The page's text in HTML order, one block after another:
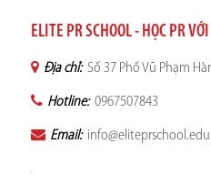
ELITE PR SCHOOL - HỌC PR
Địa chỉ: Số 37 Phố Vũ Phạm
Hotline: 0967507843
Email: